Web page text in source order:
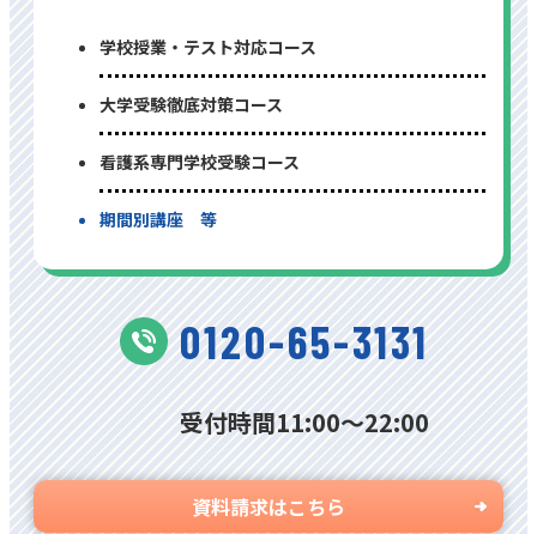
学校授業・テスト対応コース
⼤学受験徹底対策コース
看護系専⾨学校受験コース
期間別講座 等
0120-65-3131
受付時間11:00〜22:00
資料請求はこちら